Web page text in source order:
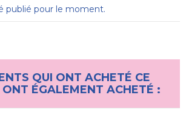
publié pour le moment.
QUI ONT ACHETÉ CE
ÉGALEMENT ACHETÉ :